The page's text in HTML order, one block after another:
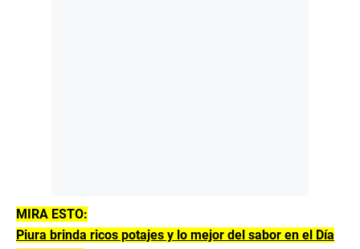
MIRA ESTO:
Piura brinda ricos potajes y lo mejor del sabor en el Día